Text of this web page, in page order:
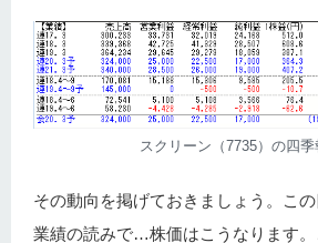
スクリーン（7735）の四
その動向を掲げておきましょう。こ
業績の読みで…株価はこうなります